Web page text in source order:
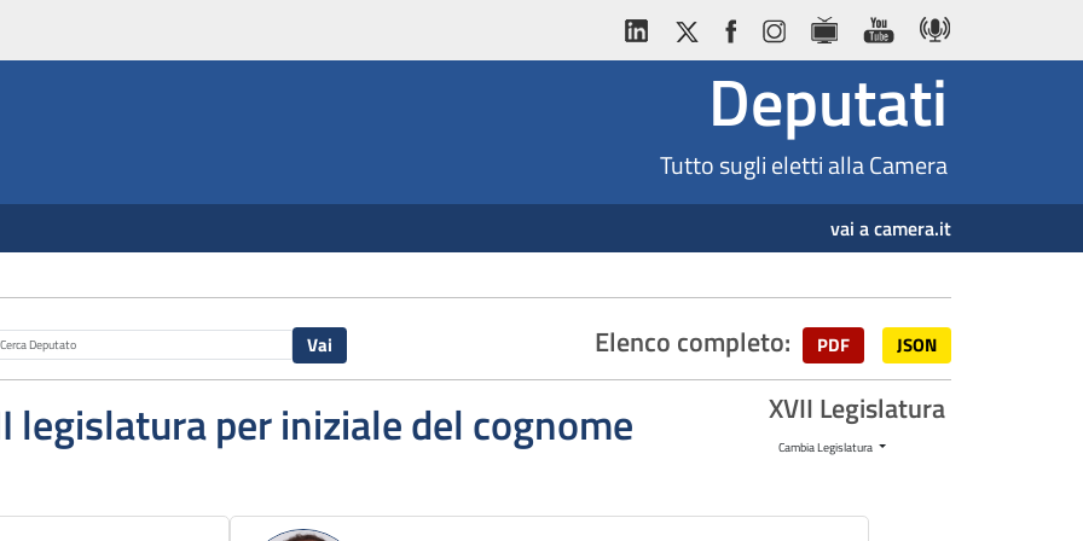
Deputati
Tutto sugli eletti alla Camera
vai a camera.it
Elenco completo: PDF JSON
legislatura per iniziale del cognome XVII Legislatura
Cambia Legislatura